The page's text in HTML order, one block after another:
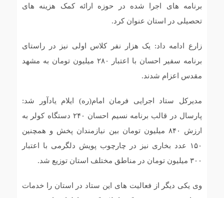
برنامه های اجرا شده در حوزه ارائه کمک هزینه های
تحصیلی در استان عنوان کرد.
زارع ادامه داد: یک هزار نفر کلاس اولی نیز در راستای
برنامه سفیر احسان با اعتبار ۲۸۰ میلیون تومان به مشهد
مقدس اعزام شدند.
مدیرکل ستاد اجرایی فرمان امام(ره) ایلام یادآور شد:
پارسال در قالب برنامه نسیم احسان ۲۴۰ دستگاه کولر به
ارزش ۸۴۰ میلیون تومان بین نیازمندان پخش و همچنین
۱۵۰ عدد بخاری نیز در چارچوب پویش دلگرمی با اعتبار
۳۰۰ میلیون تومان در مناطق مختلف استان توزیع شد.
وی یکی دیگر از فعالیت های این ستاد در استان را خدمات